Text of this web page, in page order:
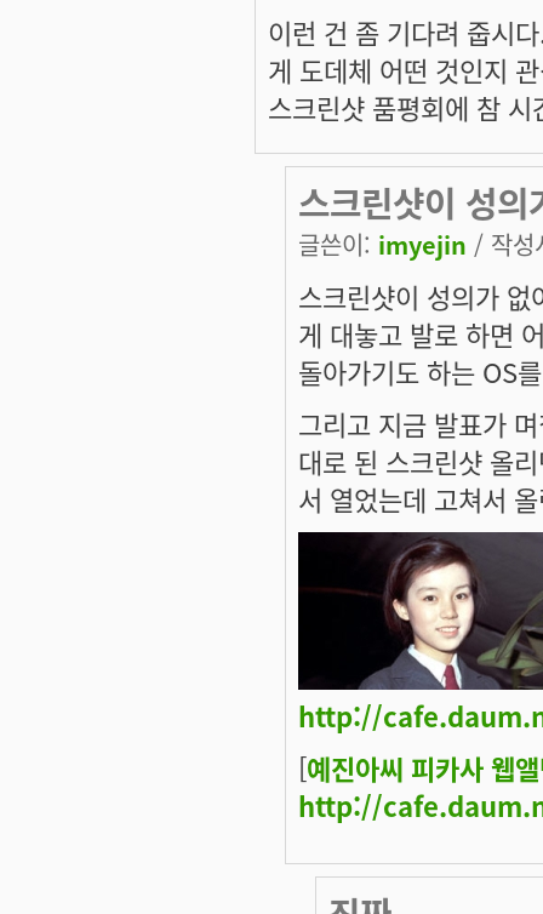
이런 건 좀 기다려 줍시
게 도데체 어떤 것인지
스크린샷 품평회에 참
스크린샷이 성의
글쓴이: imyejin / 작
스크린샷이 성의가
게 대놓고 발로 하면
돌아가기도 하는 OS
그리고 지금 발표가
대로 된 스크린샷 올
서 열었는데 고쳐서
http://
[예진아씨 피카사 웹
http://